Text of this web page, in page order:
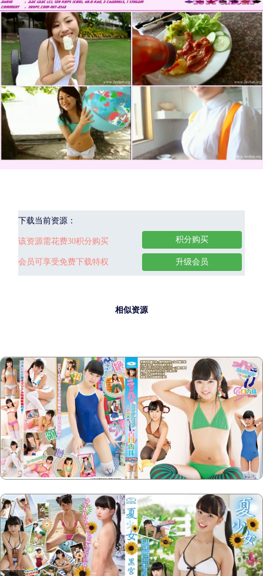
下载当前资源：
该资源需花费30积分购买
会员可享受免费下载特权
积分购买
升级会员
相似资源